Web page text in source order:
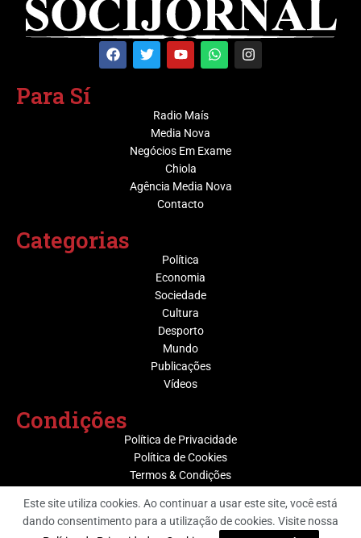
Para Sí
Radio Maís
Media Nova
Negócios Em Exame
Chiola
Agência Media Nova
Contacto
Categorias
Política
Economia
Sociedade
Cultura
Desporto
Mundo
Publicações
Vídeos
Condições
Política de Privacidade
Política de Cookies
Termos & Condições
@ Grupo Media Nova | Socijornal
Este site utiliza cookies. Ao continuar a usar este site, você está
dando consentimento para a utilização de cookies. Visite nossa